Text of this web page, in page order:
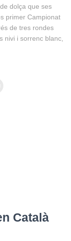
dolça que ses
primer Campionat
de tres rondes
nivi i sorrenc blanc,
Català